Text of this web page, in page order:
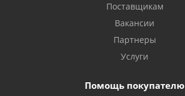
Поставщикам
Вакансии
Партнеры
Услуги
Помощь покупателю